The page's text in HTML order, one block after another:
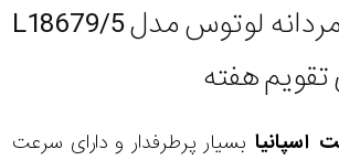
ساعت مچی مردانه لوتوس مدل L18679/5
تقویم هفته
اسپانیا بسیار پرطرفدار و دارای سرعت